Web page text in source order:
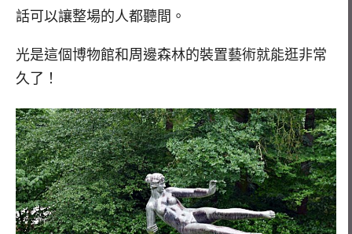
話可以讓整場的人都聽間。
光是這個博物館和周邊森林的裝置藝術就能逛非常
久了！